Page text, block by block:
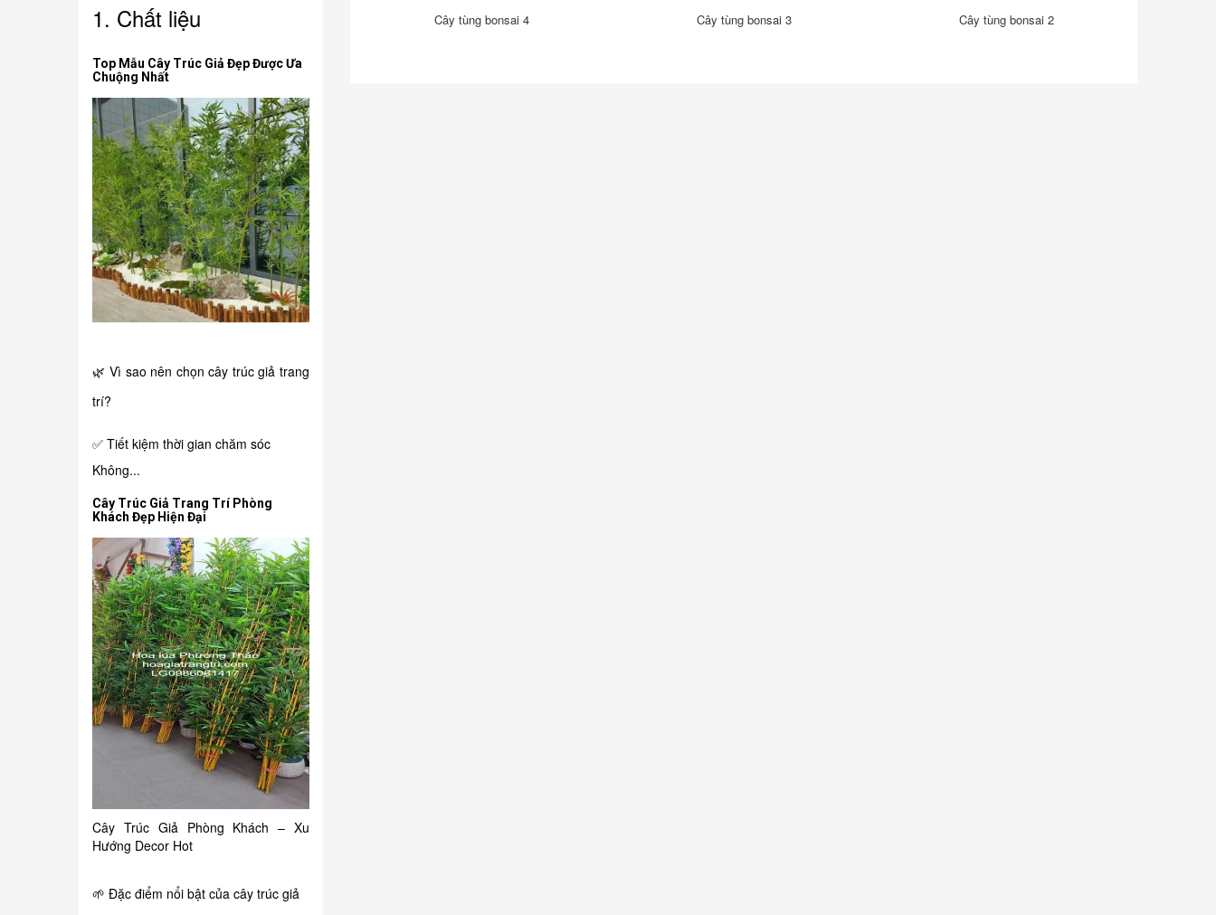
Chậu hồng môn giả Cây tùng bonsai 4 Cây tùng bonsai 3 Cây tùng bonsai 2
1. Chất liệu
Top Mẫu Cây Trúc Giả Đẹp Được Ưa
Chuộng Nhất
🌿 Vì sao nên chọn cây trúc giả trang
trí?
✅ Tiết kiệm thời gian chăm sóc
Không...
Cây Trúc Giả Trang Trí Phòng
Khách Đẹp Hiện Đại
Cây Trúc Giả Phòng Khách – Xu
Hướng Decor Hot
🌱 Đặc điểm nổi bật của cây trúc giả